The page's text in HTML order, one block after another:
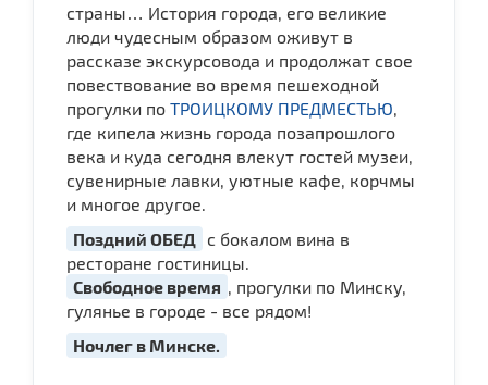
страны… История города, его великие
люди чудесным образом оживут в
рассказе экскурсовода и продолжат свое
повествование во время пешеходной
прогулки по ТРОИЦКОМУ ПРЕДМЕСТЬЮ
где кипела жизнь города позапрошлого
века и куда сегодня влекут гостей музеи,
сувенирные лавки, уютные кафе, корчмы
и многое другое.
Поздний ОБЕД
с бокалом вина в
ресторане гостиницы.
Свободное время
, прогулки по Минску,
гулянье в городе - все рядом!
Ночлег в Минске.